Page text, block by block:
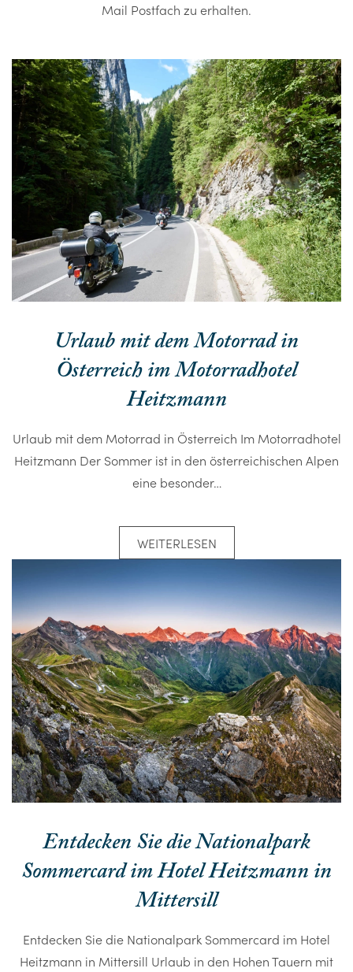
Mail Postfach zu erhalten.
Urlaub mit dem Motorrad in
Österreich im Motorradhotel
Heitzmann
Urlaub mit dem Motorrad in Österreich Im Motorradhotel
Heitzmann Der Sommer ist in den österreichischen Alpen
eine besonder…
WEITERLESEN
Entdecken Sie die Nationalpark
Sommercard im Hotel Heitzmann in
Mittersill
Entdecken Sie die Nationalpark Sommercard im Hotel
Heitzmann in Mittersill Urlaub in den Hohen Tauern mit